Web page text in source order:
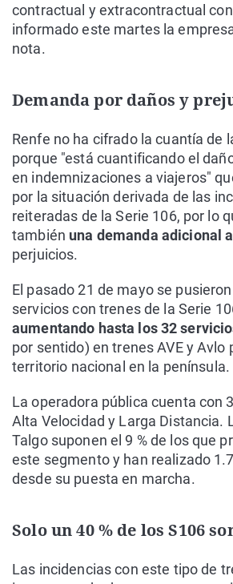
contractual y extracontractual
informado este martes la
nota.
Demanda por daños y
Renfe no ha cifrado la cuantía de
porque "está cuantificando el
en indemnizaciones a viajeros"
por la situación derivada de las
reiteradas de la Serie 106, por lo
también una demanda adicional
perjuicios.
El pasado 21 de mayo se
servicios con trenes de la Serie
aumentando hasta los 32
por sentido) en trenes AVE y Avlo
territorio nacional en la península.
La operadora pública cuenta con
Alta Velocidad y Larga Distancia.
Talgo suponen el 9 % de los que
este segmento y han realizado
desde su puesta en marcha.
Solo un 40 % de los S106
Las incidencias con este tipo de